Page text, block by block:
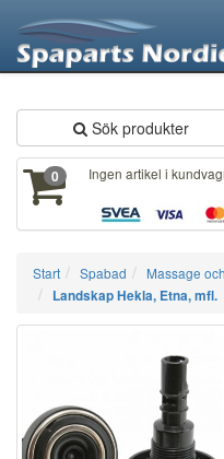
Sök produkter
0
Ingen artikel i
Start Spabad
Massage
Landskap Hekla, Etna, mfl.